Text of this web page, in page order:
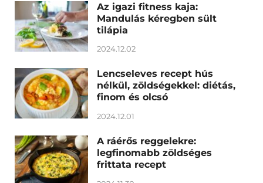
Az igazi fitness kaja:
Mandulás kéregben sült
tilápia
2024.12.02
Lencseleves recept hús
nélkül, zöldségekkel: diétás,
finom és olcsó
2024.12.01
A ráérős reggelekre:
legfinomabb zöldséges
frittata recept